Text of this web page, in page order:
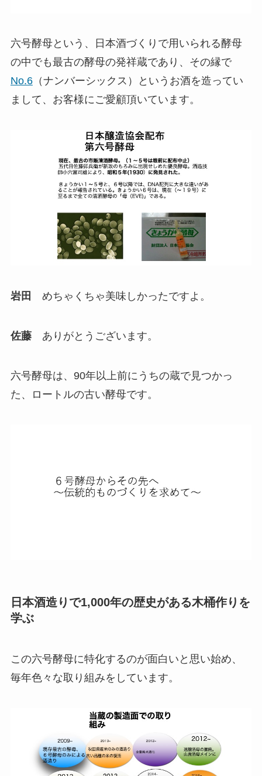
六号酵母という、日本酒づくりで用いられる酵母
の中でも最古の酵母の発祥蔵であり、その縁で
No.6（ナンバーシックス）というお酒を造ってい
まして、お客様にご愛顧頂いています。
岩田 めちゃくちゃ美味しかったですよ。
佐藤 ありがとうございます。
六号酵母は、90年以上前にうちの蔵で見つかっ
た、ロートルの古い酵母です。
日本酒造りで1,000年の歴史がある木桶作りを
学ぶ
この六号酵母に特化するのが面白いと思い始め、
毎年色々な取り組みをしています。